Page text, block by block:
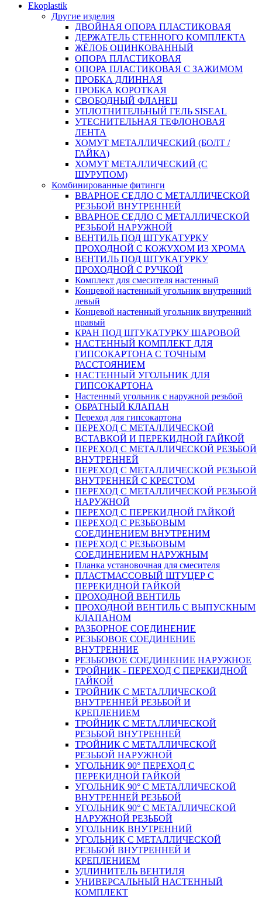
Ekoplastik
Другие изделия
ДВОЙНАЯ ОПОРА ПЛАСТИКОВАЯ
ДЕРЖАТЕЛЬ СТЕННОГО КОМПЛЕКТА
ЖЁЛОБ ОЦИНКОВАННЫЙ
ОПОРА ПЛАСТИКОВАЯ
ОПОРА ПЛАСТИКОВАЯ С ЗАЖИМОМ
ПРОБКА ДЛИННАЯ
ПРОБКА КОРОТКАЯ
СВОБОДНЫЙ ФЛАНЕЦ
УПЛОТНИТЕЛЬНЫЙ ГЕЛЬ SISEAL
УТЕСНИТЕЛЬНАЯ ТЕФЛОНОВАЯ
ЛЕНТА
ХОМУТ МЕТАЛЛИЧЕСКИЙ (БОЛТ /
ГАЙКА)
ХОМУТ МЕТАЛЛИЧЕСКИЙ (С
ШУРУПОМ)
Комбинированные фитинги
ВВАРНОЕ СЕДЛО С МЕТАЛЛИЧЕСКОЙ
РЕЗЬБОЙ ВНУТРЕННЕЙ
ВВАРНОЕ СЕДЛО С МЕТАЛЛИЧЕСКОЙ
РЕЗЬБОЙ НАРУЖНОЙ
ВЕНТИЛЬ ПОД ШТУКАТУРКУ
ПРОХОДНОЙ С КОЖУХОМ ИЗ ХРОМА
ВЕНТИЛЬ ПОД ШТУКАТУРКУ
ПРОХОДНОЙ С РУЧКОЙ
Комплект для смесителя настенный
Концевой настенный угольник внутренний
левый
Концевой настенный угольник внутренний
правый
КРАН ПОД ШТУКАТУРКУ ШАРОВОЙ
НАСТЕННЫЙ КОМПЛЕКТ ДЛЯ
ГИПСОКАРТОНA С ТОЧНЫМ
РАССТОЯНИЕМ
НАСТЕННЫЙ УГОЛЬНИК ДЛЯ
ГИПСОКАРТОНА
Настенный угольник с наружной резьбой
ОБРАТНЫЙ КЛАПАН
Переход для гипсокартона
ПЕРЕХОД С МЕТАЛЛИЧЕСКОЙ
ВСТАВКОЙ И ПЕРЕКИДНОЙ ГАЙКОЙ
ПЕРЕХОД С МЕТАЛЛИЧЕСКОЙ РЕЗЬБОЙ
ВНУТРЕННЕЙ
ПЕРЕХОД С МЕТАЛЛИЧЕСКОЙ РЕЗЬБОЙ
ВНУТРЕННЕЙ С КРЕСТОМ
ПЕРЕХОД С МЕТАЛЛИЧЕСКОЙ РЕЗЬБОЙ
НАРУЖНОЙ
ПЕРЕХОД С ПЕРЕКИДНОЙ ГАЙКОЙ
ПЕРЕХОД С РЕЗЬБОВЫМ
СОЕДИНЕНИЕМ ВНУТРЕНИМ
ПЕРЕХОД С РЕЗЬБОВЫМ
СОЕДИНЕНИЕМ НАРУЖНЫМ
Планка установочная для смесителя
ПЛАСТМАССОВЫЙ ШТУЦЕР С
ПЕРЕКИДНОЙ ГАЙКОЙ
ПРОХОДНОЙ ВЕНТИЛЬ
ПРОХОДНОЙ ВЕНТИЛЬ С ВЫПУСКНЫМ
КЛАПАНОМ
РАЗБОРНОЕ СОЕДИНЕНИЕ
РЕЗЬБОВОЕ СОЕДИНЕНИЕ
ВНУТРЕННИЕ
РЕЗЬБОВОЕ СОЕДИНЕНИЕ НАРУЖНОЕ
ТРОЙНИК - ПЕРЕХОД С ПЕРЕКИДНОЙ
ГАЙКОЙ
ТРОЙНИК С МЕТАЛЛИЧЕСКОЙ
ВНУТРЕННЕЙ РЕЗЬБОЙ И
КРЕПЛЕНИЕМ
ТРОЙНИК С МЕТАЛЛИЧЕСКОЙ
РЕЗЬБОЙ ВНУТРЕННЕЙ
ТРОЙНИК С МЕТАЛЛИЧЕСКОЙ
РЕЗЬБОЙ НАРУЖНОЙ
УГОЛЬНИК 90° ПЕРЕХОД С
ПЕРЕКИДНОЙ ГАЙКОЙ
УГОЛЬНИК 90° С МЕТАЛЛИЧЕСКОЙ
ВНУТРЕННEЙ РЕЗЬБОЙ
УГОЛЬНИК 90° С МЕТАЛЛИЧЕСКОЙ
НАРУЖНОЙ РЕЗЬБОЙ
УГОЛЬНИК ВНУТРЕННИЙ
УГОЛЬНИК С МЕТАЛЛИЧЕСКОЙ
РЕЗЬБОЙ ВНУТРЕННЕЙ И
КРЕПЛЕНИЕМ
УДЛИНИТЕЛЬ ВЕНТИЛЯ
УНИВЕРСАЛЬНЫЙ НАСТЕННЫЙ
КОМПЛЕКТ